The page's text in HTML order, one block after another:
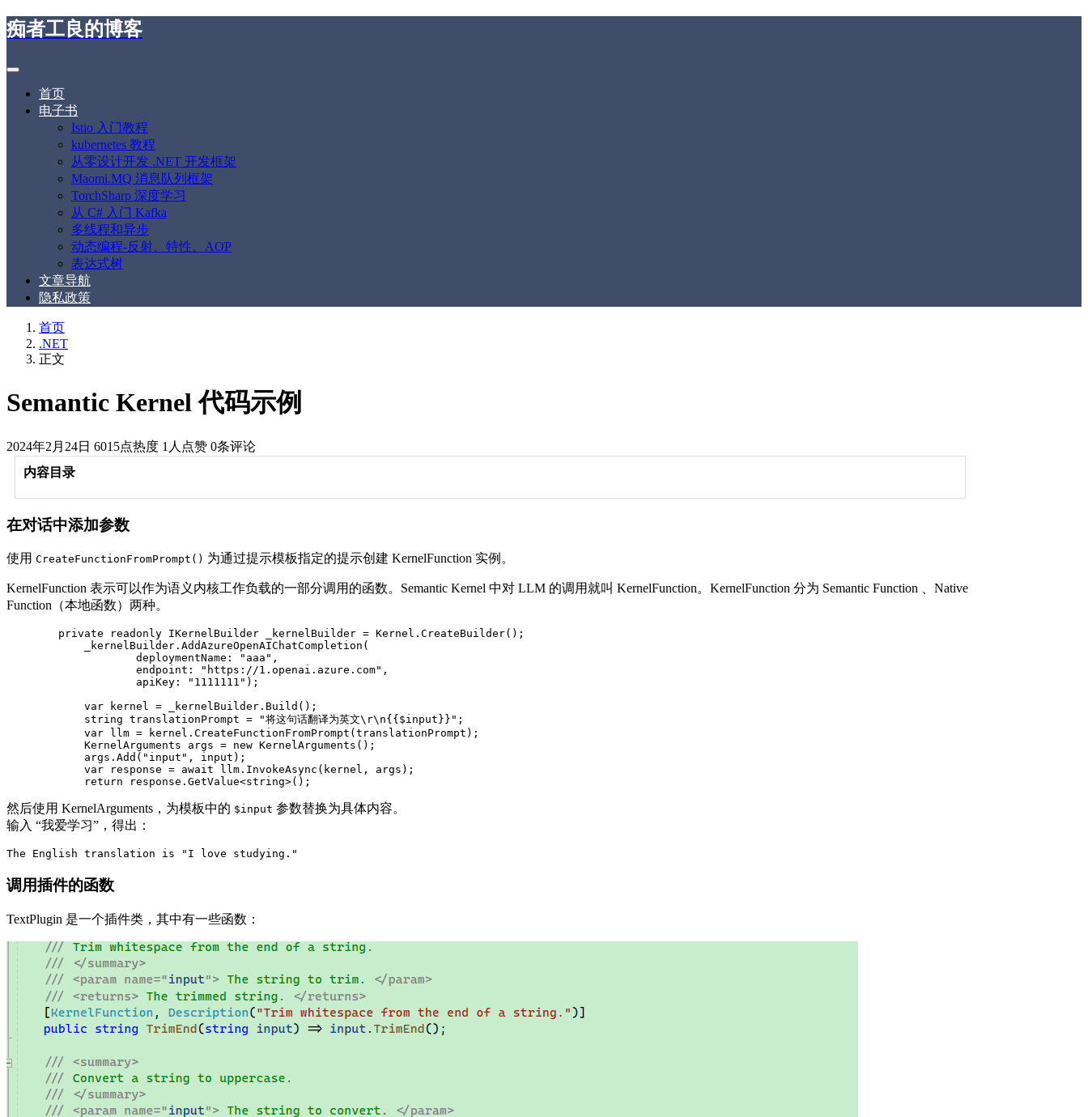
痴者工良的博客
首页
电子书
Istio 入门教程
kubernetes 教程
从零设计开发 .NET 开发框架
Maomi.MQ 消息队列框架
TorchSharp 深度学习
从 C# 入门 Kafka
多线程和异步
动态编程-反射、特性、AOP
表达式树
文章导航
隐私政策
首页
.NET
正文
Semantic Kernel 代码示例
2024年2月24日 6015点热度 1人点赞 0条评论
内容目录
在对话中添加参数
使用 CreateFunctionFromPrompt() 为通过提示模板指定的提示创建 KernelFunction 实例。
KernelFunction 表示可以作为语义内核工作负载的一部分调用的函数。Semantic Kernel 中对 LLM 的调用就叫 KernelFunction。KernelFunction 分为 Semantic Function 、Native
Function（本地函数）两种。
        private readonly IKernelBuilder _kernelBuilder = Kernel.CreateBuilder();
            _kernelBuilder.AddAzureOpenAIChatCompletion(
                    deploymentName: "aaa",
                    endpoint: "https://1.openai.azure.com",
                    apiKey: "1111111");
            var kernel = _kernelBuilder.Build();
            string translationPrompt = "将这句话翻译为英文\r\n{{$input}}";
            var llm = kernel.CreateFunctionFromPrompt(translationPrompt);
            KernelArguments args = new KernelArguments();
            args.Add("input", input);
            var response = await llm.InvokeAsync(kernel, args);
            return response.GetValue<string>();
然后使用 KernelArguments，为模板中的 $input 参数替换为具体内容。
输入 “我爱学习”，得出：
The English translation is "I love studying."
调用插件的函数
TextPlugin 是一个插件类，其中有一些函数：